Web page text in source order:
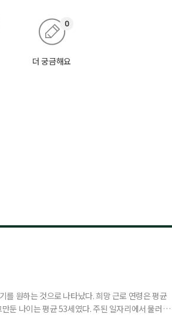
더 궁금해요
0
원하는 것으로 나타났다. 희망 근로 연령은 평균
둔 나이는 평균 53세였다. 주된 일자리에서 물러난